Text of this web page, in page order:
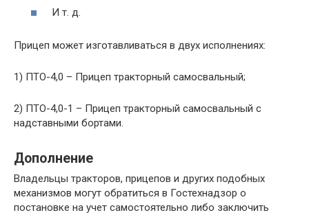
И т. д.
Прицеп может изготавливаться в двух исполнениях:
1) ПТО-4,0 – Прицеп тракторный самосвальный;
2) ПТО-4,0-1 – Прицеп тракторный самосвальный с
надставными бортами.
Дополнение
Владельцы тракторов, прицепов и других подобных
механизмов могут обратиться в Гостехнадзор о
постановке на учет самостоятельно либо заключить